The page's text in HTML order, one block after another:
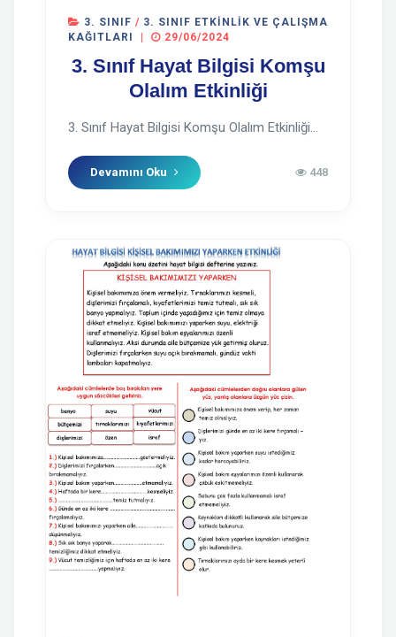
3. SINIF / 3. SINIF ETKINLIK VE ÇALIŞMA
KAĞITLARI
| 29/06/2024
3. Sınıf Hayat Bilgisi Komşu
Olalım Etkinliği
3. Sınıf Hayat Bilgisi Komşu Olalım Etkinliği...
Devamını Oku 448